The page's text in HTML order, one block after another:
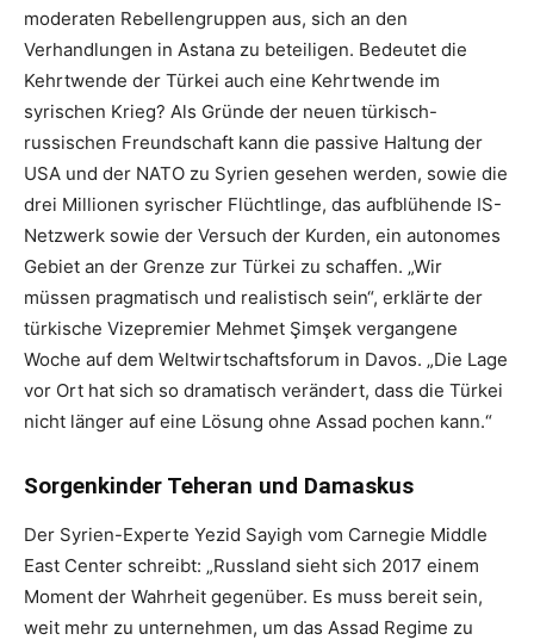
moderaten Rebellengruppen aus, sich an den
Verhandlungen in Astana zu beteiligen. Bedeutet die
Kehrtwende der Türkei auch eine Kehrtwende im
syrischen Krieg? Als Gründe der neuen türkisch-
russischen Freundschaft kann die passive Haltung der
USA und der NATO zu Syrien gesehen werden, sowie die
drei Millionen syrischer Flüchtlinge, das aufblühende IS-
Netzwerk sowie der Versuch der Kurden, ein autonomes
Gebiet an der Grenze zur Türkei zu schaffen. „Wir
müssen pragmatisch und realistisch sein“, erklärte der
türkische Vizepremier Mehmet Şimşek vergangene
Woche auf dem Weltwirtschaftsforum in Davos. „Die Lage
vor Ort hat sich so dramatisch verändert, dass die Türkei
nicht länger auf eine Lösung ohne Assad pochen kann.“
Sorgenkinder Teheran und Damaskus
Der Syrien-Experte Yezid Sayigh vom Carnegie Middle
East Center schreibt: „Russland sieht sich 2017 einem
Moment der Wahrheit gegenüber. Es muss bereit sein,
weit mehr zu unternehmen, um das Assad Regime zu